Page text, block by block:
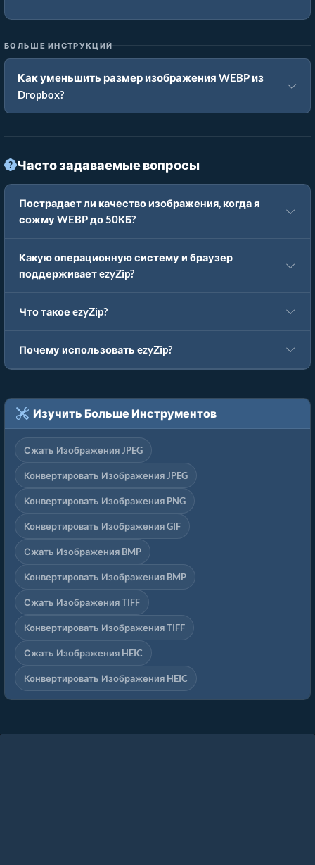
БОЛЬШЕ ИНСТРУКЦИЙ
Как уменьшить размер изображения WEBP из
Dropbox?
Часто задаваемые вопросы
Пострадает ли качество изображения, когда я
сожму WEBP до 50КБ?
Какую операционную систему и браузер
поддерживает ezyZip?
Что такое ezyZip?
Почему использовать ezyZip?
Изучить Больше Инструментов
Сжать Изображения JPEG
Конвертировать Изображения JPEG
Конвертировать Изображения PNG
Конвертировать Изображения GIF
Сжать Изображения BMP
Конвертировать Изображения BMP
Сжать Изображения TIFF
Конвертировать Изображения TIFF
Сжать Изображения HEIC
Конвертировать Изображения HEIC